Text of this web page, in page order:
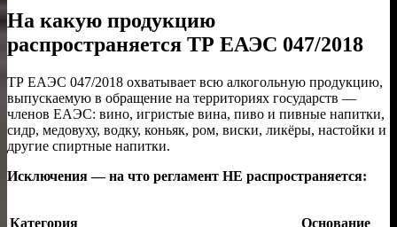
На какую продукцию
распространяется ТР ЕАЭС 047/2018
ТР ЕАЭС 047/2018 охватывает всю алкогольную продукцию,
выпускаемую в обращение на территориях государств —
членов ЕАЭС: вино, игристые вина, пиво и пивные напитки,
сидр, медовуху, водку, коньяк, ром, виски, ликёры, настойки и
другие спиртные напитки.
Исключения — на что регламент НЕ распространяется:
Категория Основание